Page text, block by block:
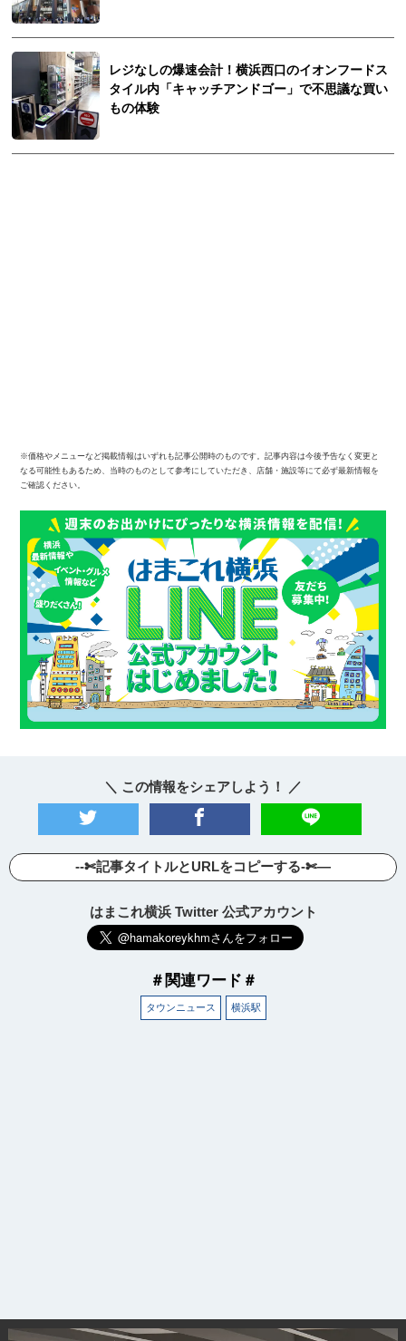
レジなしの爆速会計！横浜西口のイオンフードス
タイル内「キャッチアンドゴー」で不思議な買い
もの体験
※価格やメニューなど掲載情報はいずれも記事公開時のものです。記事内容は今後予告なく変更と
なる可能性もあるため、当時のものとして参考にしていただき、店舗・施設等にて必ず最新情報を
ご確認ください。
＼ この情報をシェアしよう！ ／
--✄記事タイトルとURLをコピーする-✄—
はまこれ横浜 Twitter 公式アカウント
＃関連ワード＃
タウンニュース 横浜駅